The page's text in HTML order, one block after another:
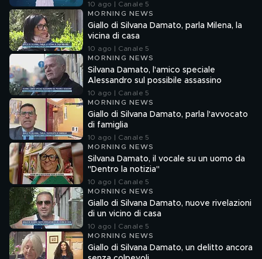
10 ago | Canale 5
MORNING NEWS
Giallo di Silvana Damato, parla Milena, la
vicina di casa
10 ago | Canale 5
MORNING NEWS
Silvana Damato, l'amico speciale
Alessandro sul possibile assassino
10 ago | Canale 5
MORNING NEWS
Giallo di Silvana Damato, parla l'avvocato
di famiglia
10 ago | Canale 5
MORNING NEWS
Silvana Damato, il vocale su un uomo da
"Dentro la notizia"
10 ago | Canale 5
MORNING NEWS
Giallo di Silvana Damato, nuove rivelazioni
di un vicino di casa
10 ago | Canale 5
MORNING NEWS
Giallo di Silvana Damato, un delitto ancora